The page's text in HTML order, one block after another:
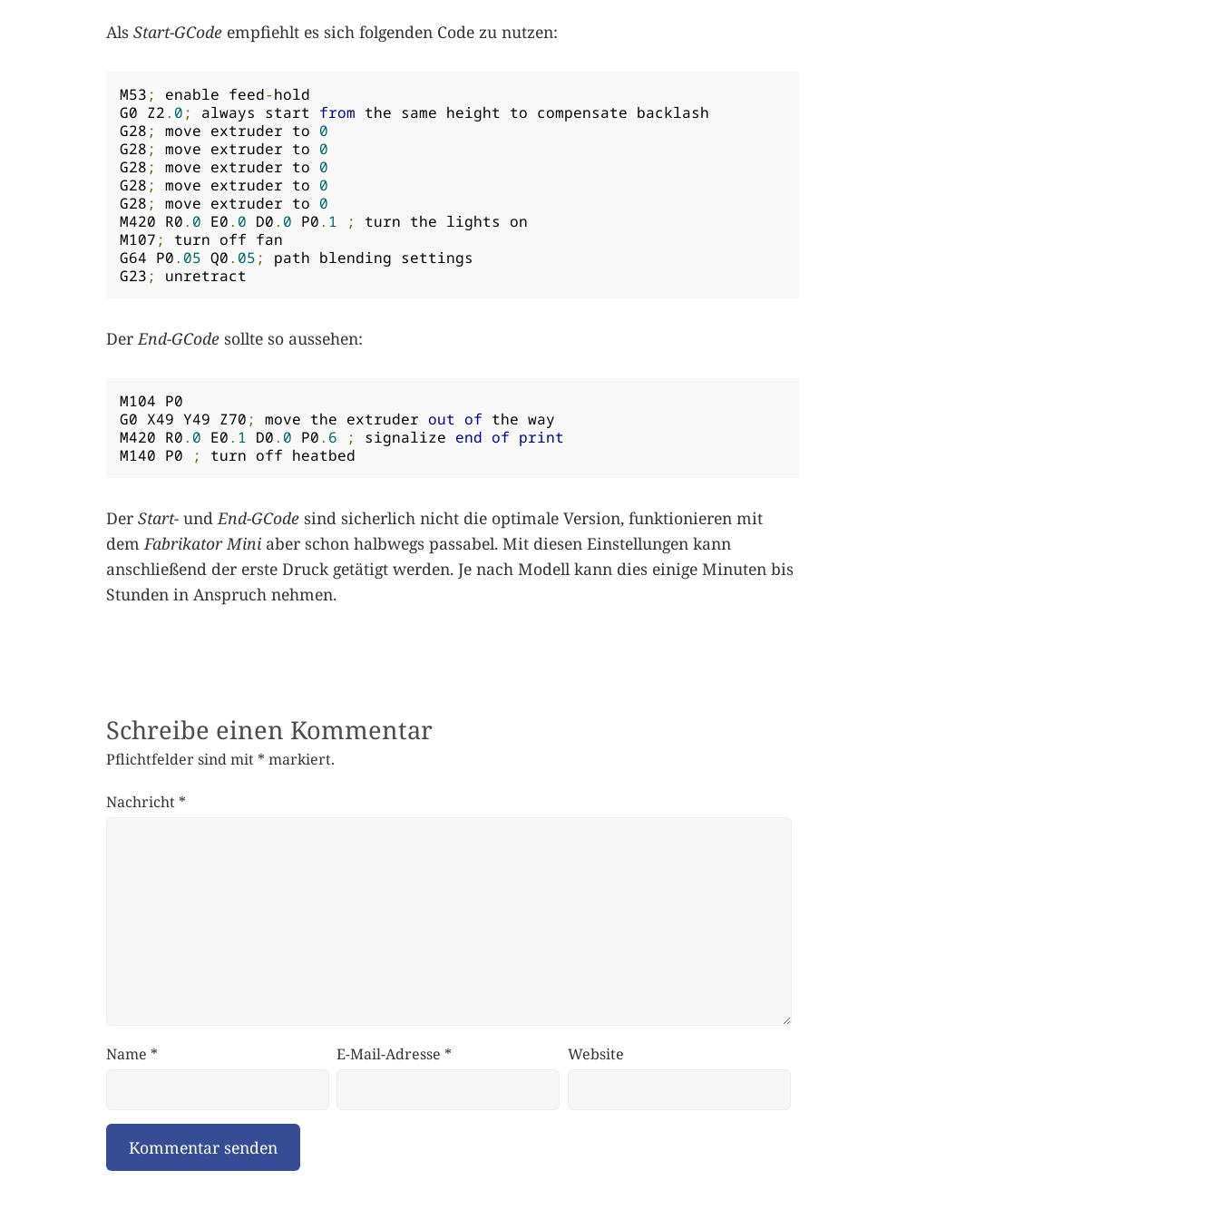
Als Start-GCode empfiehlt es sich folgenden Code zu nutzen:
M53 ; enable feed-hold
G0 Z2. 0 ; always start from the same height to compensate backlash
G28 ; move extruder to 0
G28 ; move extruder to 0
G28 ; move extruder to 0
G28 ; move extruder to 0
G28 ; move extruder to 0
M420 R0. 0 E0. 0 D0. 0 P0. 1 ;
turn the lights on
M107 ;
turn off fan
G64 P0. 05 Q0. 05 ;
path blending settings
G23 ; unretract
DerEnd-GCode sollte so aussehen:
M104 P0
G0 X49 Y49 Z70 ; move the extruder out of the way
M420 R0. 0 E0. 1 D0. 0 P0. 6 ; signalize end of print
M140 P0
; turn off heatbed
Der Start- undEnd-GCode sind sicherlich nicht die optimale Version, funktionieren mit
demFabrikator Mini aber schon halbwegs passabel. Mit diesen Einstellungen kann
anschließend der erste Druck getätigt werden. Je nach Modell kann dies einige Minuten bis
Stunden in Anspruch nehmen.
Schreibe einen Kommentar
Pflichtfelder sind mit * markiert.
Nachricht *
Name * E-Mail-Adresse * Website